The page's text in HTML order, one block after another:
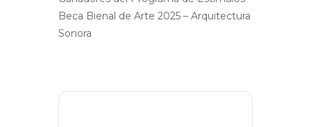
Beca Bienal de Arte 2025 – Arquitectura
Sonora